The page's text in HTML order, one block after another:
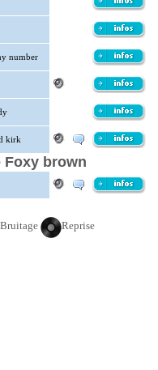
number
kirk
Foxy brown
Bruitage Reprise